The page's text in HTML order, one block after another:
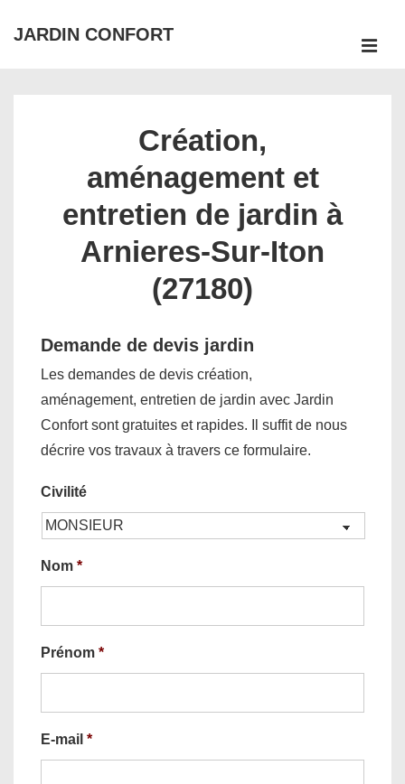
passer
JARDIN CONFORT
Création,
aménagement et
entretien de jardin à
Arnieres-Sur-Iton
(27180)
Demande de devis jardin
Les demandes de devis création,
aménagement, entretien de jardin avec Jardin
Confort sont gratuites et rapides. Il suffit de nous
décrire vos travaux à travers ce formulaire.
Civilité
Nom *
Prénom *
E-mail *